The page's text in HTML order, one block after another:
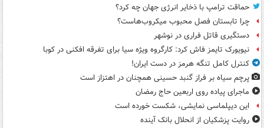
حماقت ترامپ با ذخایر انرژی جهان چه کرد؟
چرا تابستان فصل محبوب میکروب‌هاست؟
دستگیری قاتل فراری در نوشهر
نیویورک تایمز فاش کرد: کارگروه ویژه سیا برای تفرقه افکنی در کوبا
کنترل کامل تنگه هرمز در دست ایران!
پرچم سیاه بر فراز گنبد حسینی همچنان در اهتزاز است
ماجرای پیاده روی اربعین حاج رمضان
این دیپلماسی نمایشی، شکست خورده است
روایت پزشکیان از انحلال بانک آینده